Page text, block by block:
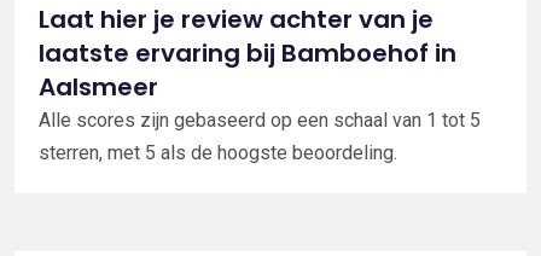
Laat hier je review achter van je
laatste ervaring bij Bamboehof in
Aalsmeer
Alle scores zijn gebaseerd op een schaal van 1 tot 5
sterren, met 5 als de hoogste beoordeling.